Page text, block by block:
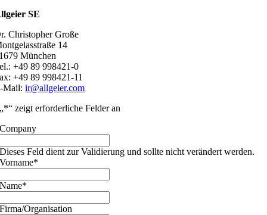
SE
Christopher Große
14
München
+49 89 998421-0
+49 89 998421-11
Mail:ir@allgeier.com
„*“ zeigt erforderliche Felder an
Company
Dieses Feld dient zur Validierung und sollte nicht verändert werden.
Vorname*
Name*
Firma/Organisation